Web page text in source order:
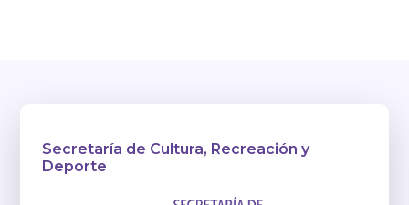
Secretaría de Cultura, Recreación y
Deporte